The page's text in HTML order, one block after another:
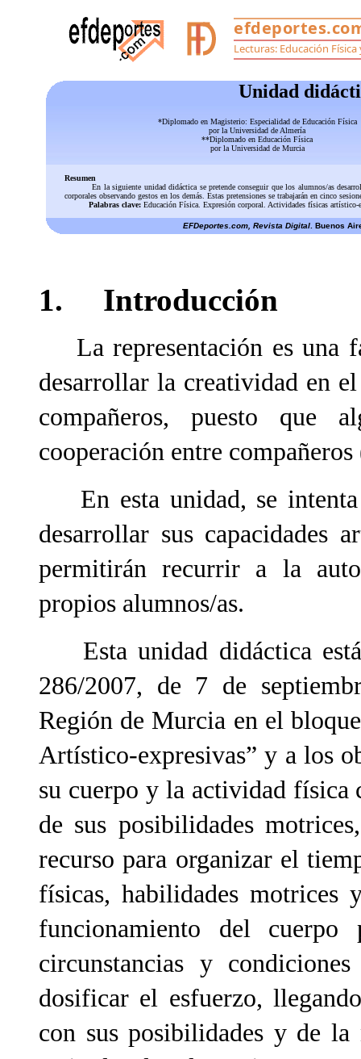
Unidad
*Diplomado en Magisterio: Especialidad de Educación Física
por la Universidad de Almería
**Diplomado en Educación Física
por la Universidad de Murcia
Resumen
En la siguiente unidad didáctica se pretende conseguir que los alumnos/as
corporales observando gestos en los demás. Estas pretensiones se trabajarán en cinco
Palabras clave: Educación Física. Expresión corporal. Actividades físicas artístico-
EFDeportes.com, Revista Digital . Buenos
1. Introducción
La representación es una
desarrollar la creatividad en
compañeros, puesto que
cooperación entre
En esta unidad, se intenta
desarrollar sus capacidades
permitirán recurrir a la
propios alumnos/as.
Esta unidad didáctica está
286/2007, de 7 de
Región de Murcia en el
Artístico-expresivas” y a los
su cuerpo y la actividad
de sus posibilidades
recurso para organizar el
físicas, habilidades motrices
funcionamiento del
circunstancias y
dosificar el esfuerzo,
con sus posibilidades y de la